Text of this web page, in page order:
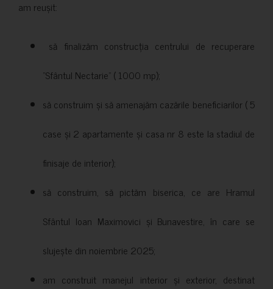
am reușit:
să finalizăm construcția centrului de recuperare
”Sfântul Nectarie” ( 1000 mp);
să construim și să amenajăm cazările beneficiarilor ( 5
case și 2 apartamente și casa nr 8 este la stadiul de
finisaje de interior);
să construim, să pictăm biserica, ce are Hramul
Sfântul Ioan Maximovici și Bunavestire, în care se
slujește din noiembrie 2025;
am construit manejul interior și exterior, destinat